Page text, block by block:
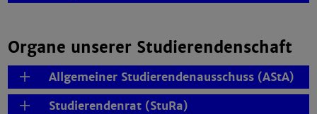
Organe unserer Studierendenschaft
Allgemeiner Studierendenausschuss (AStA)
Studierendenrat (StuRa)